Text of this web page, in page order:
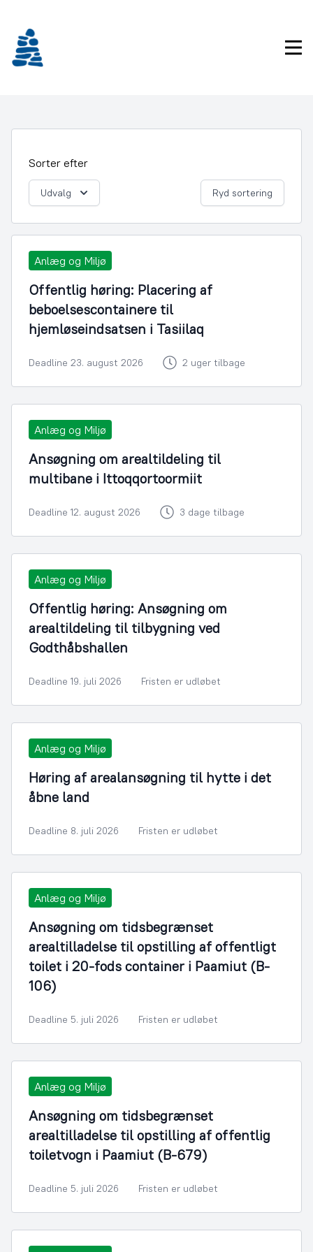
indhold
Sorter efter
Udvalg Ryd sortering
Anlæg og Miljø
Offentlig høring: Placering af
beboelsescontainere til
hjemløseindsatsen i Tasiilaq
Deadline 23. august 2026 2 uger tilbage
Anlæg og Miljø
Ansøgning om arealtildeling til
multibane i Ittoqqortoormiit
Deadline 12. august 2026 3 dage tilbage
Anlæg og Miljø
Offentlig høring: Ansøgning om
arealtildeling til tilbygning ved
Godthåbshallen
Deadline 19. juli 2026 Fristen er udløbet
Anlæg og Miljø
Høring af arealansøgning til hytte i det
åbne land
Deadline 8. juli 2026 Fristen er udløbet
Anlæg og Miljø
Ansøgning om tidsbegrænset
arealtilladelse til opstilling af offentligt
toilet i 20-fods container i Paamiut (B-
106)
Deadline 5. juli 2026 Fristen er udløbet
Anlæg og Miljø
Ansøgning om tidsbegrænset
arealtilladelse til opstilling af offentlig
toiletvogn i Paamiut (B-679)
Deadline 5. juli 2026 Fristen er udløbet